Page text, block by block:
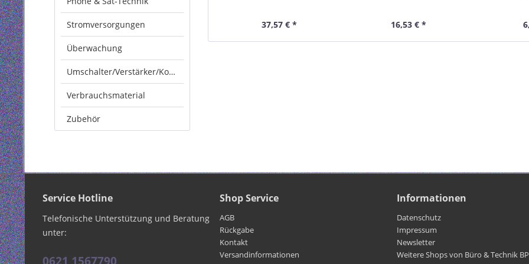
Stromversorgungen
Überwachung
Umschalter/Verstärker/Konverter
Verbrauchsmaterial
Zubehör
37,57 € *
16,53 € *
Service Hotline
Telefonische Unterstützung und Beratung
unter:
0621 1567790
Shop Service
AGB
Rückgabe
Kontakt
Versandinformationen
Informationen
Datenschutz
Impressum
Newsletter
Weitere Shops von Büro & Technik